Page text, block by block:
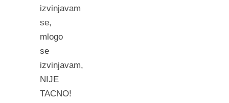
izvinjavam
se,
mlogo
se
izvinjavam,
NIJE
TACNO!